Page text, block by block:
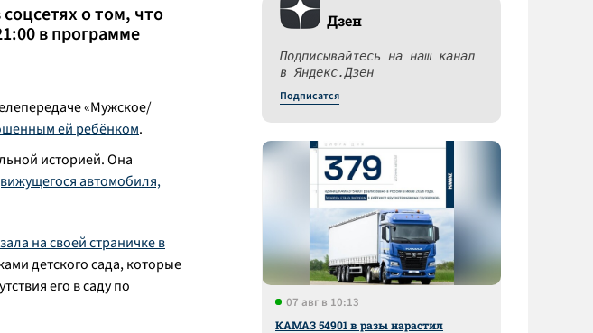
о том, что
в программе
«Мужское/
ей ребёнком.
историей. Она
автомобиля,
на своей страничке в
детского сада, которые
его в саду по
Дзен
Подписывайтесь на наш канал
в Яндекс.Дзен
Подписатся
07 авг в 10:13
КАМАЗ 54901 в разы нарастил